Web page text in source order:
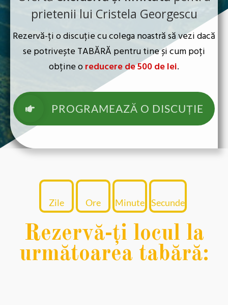
prietenii lui Cristela Georgescu
Rezervă-ți o discuție cu colega noastră să vezi dacă
se potrivește TABĂRĂ pentru tine și cum poți
obține oreducere de 500 de lei.
PROGRAMEAZĂ O DISCUȚIE
Zile Ore Minute Secunde
Rezervă-ți locul la
următoarea tabără: